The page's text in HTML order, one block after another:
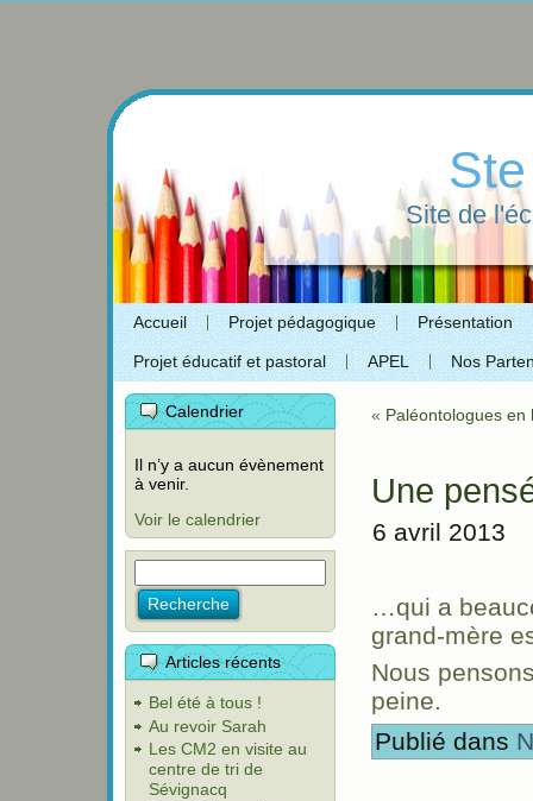
Site de
Accueil Projet pédagogique Présentation
Projet éducatif et pastoral APEL Nos
Calendrier
Il n’y a aucun évènement
à venir.
Voir le calendrier
Articles récents
Bel été à tous !
Au revoir Sarah
Les CM2 en visite au
centre de tri de
Sévignacq
« Paléontologues en
Une
6 avril 2013
…qui a
grand-mère
Nous
peine.
Publié dans